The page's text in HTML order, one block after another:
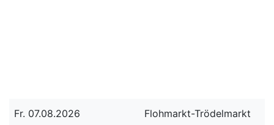
Fr. 07.08.2026 Flohmarkt-Trödelmarkt